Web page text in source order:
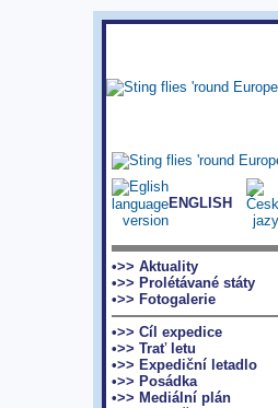
ENGLISH
•>> Aktuality
•>> Prolétávané státy
•>> Fotogalerie
•>> Cíl expedice
•>> Trať letu
•>> Expediční letadlo
•>> Posádka
•>> Mediální plán